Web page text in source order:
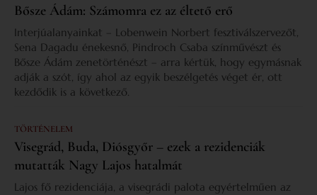
Bősze Ádám: Számomra ez az éltető erő
Interjúalanyainkat – Lobenwein Norbert fesztiválszervezőt,
Sena Dagadu énekesnő, Pindroch Csaba színművészt és
Bősze Ádám zenetörténészt – arra kértük, hogy egymásnak
adják a szót, így ahol az egyik beszélgetés véget ér, ott
kezdődik is a következő.
TÖRTÉNELEM
Visegrád, Buda, Diósgyőr – ezek a rezidenciák
mutatták Nagy Lajos hatalmát
Lajos fő rezidenciája, a visegrádi palota egyértelműen az